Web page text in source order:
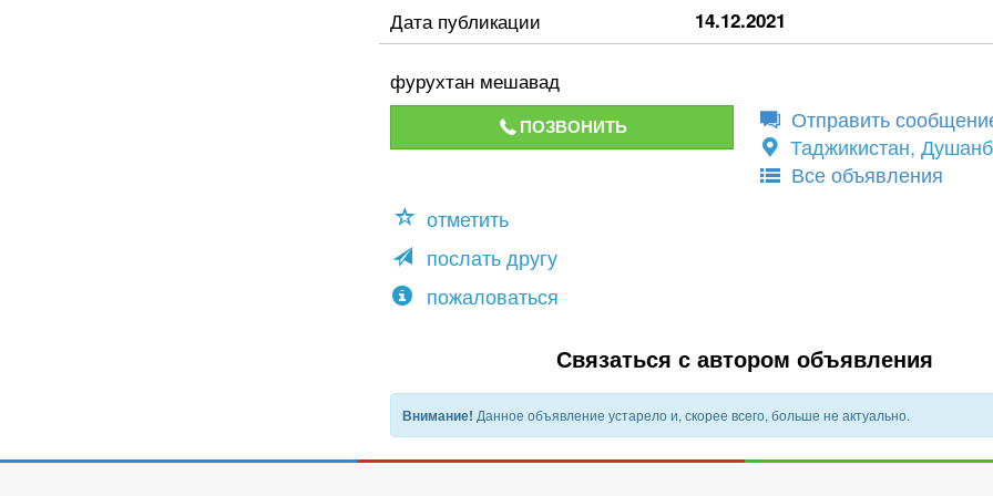
Дата публикации 14.12.2021
фурухтан мешавад
ПОЗВОНИТЬ
Отправить
Таджикистан,
Все объявления
отметить
послать другу
пожаловаться
Связаться с автором объявления
Внимание! Данное объявление устарело и, скорее всего, больше не актуально.